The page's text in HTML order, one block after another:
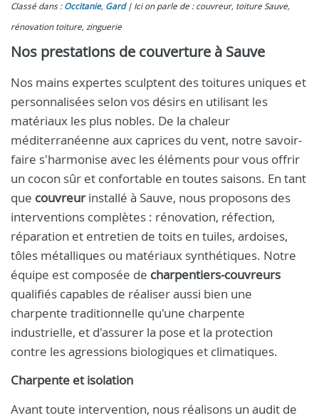
Classé dans : Occitanie, Gard
Ici on parle de : couvreur, toiture Sauve,
rénovation toiture, zinguerie
Nos prestations de couverture à Sauve
Nos mains expertes sculptent des toitures uniques et
personnalisées selon vos désirs en utilisant les
matériaux les plus nobles. De la chaleur
méditerranéenne aux caprices du vent, notre savoir-
faire s'harmonise avec les éléments pour vous offrir
un cocon sûr et confortable en toutes saisons. En tant
que couvreurinstallé à Sauve, nous proposons des
interventions complètes : rénovation, réfection,
réparation et entretien de toits en tuiles, ardoises,
tôles métalliques ou matériaux synthétiques. Notre
équipe est composée de charpentiers-couvreurs
qualifiés capables de réaliser aussi bien une
charpente traditionnelle qu'une charpente
industrielle, et d'assurer la pose et la protection
contre les agressions biologiques et climatiques.
Charpente et isolation
Avant toute intervention, nous réalisons un audit de